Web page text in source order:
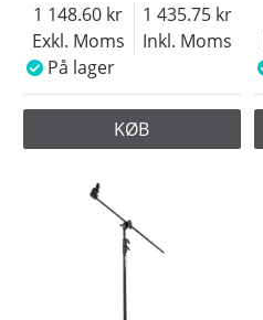
Exkl. Moms
1 148.60
Inkl. Moms
1 435.75
På lager
KØB